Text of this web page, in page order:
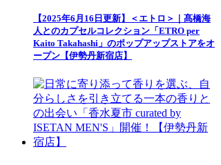
【2025年6月16日更新】＜エトロ＞｜髙橋海
人とのカプセルコレクション「ETRO per
Kaito Takahashi」のポップアップストアをオ
ープン【伊勢丹新宿店】